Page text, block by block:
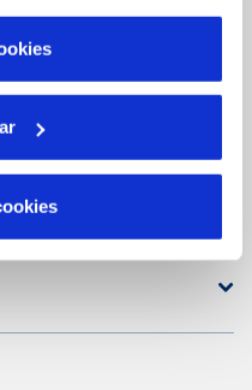
Puedes consultar
de Cookies